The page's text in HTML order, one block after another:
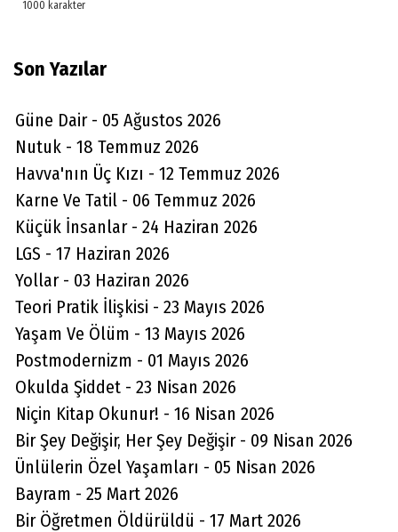
Son Yazılar
Güne Dair - 05 Ağustos 2026
Nutuk - 18 Temmuz 2026
Havva'nın Üç Kızı - 12 Temmuz 2026
Karne Ve Tatil - 06 Temmuz 2026
Küçük İnsanlar - 24 Haziran 2026
LGS - 17 Haziran 2026
Yollar - 03 Haziran 2026
Teori Pratik İlişkisi - 23 Mayıs 2026
Yaşam Ve Ölüm - 13 Mayıs 2026
Postmodernizm - 01 Mayıs 2026
Okulda Şiddet - 23 Nisan 2026
Niçin Kitap Okunur! - 16 Nisan 2026
Bir Şey Değişir, Her Şey Değişir - 09 Nisan 2026
Ünlülerin Özel Yaşamları - 05 Nisan 2026
Bayram - 25 Mart 2026
Bir Öğretmen Öldürüldü - 17 Mart 2026